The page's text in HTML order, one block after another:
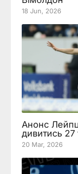
18 Jun, 2026
Анонс
дивитись 27
20 Mar, 2026